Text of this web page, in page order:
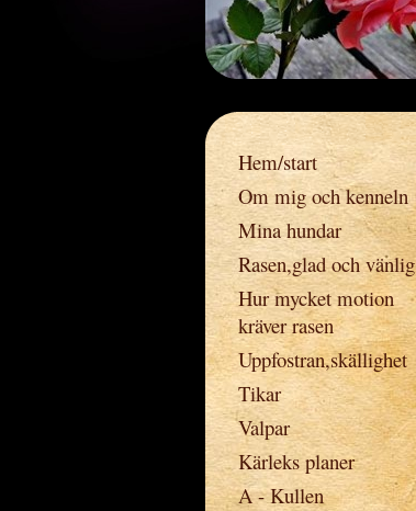
Hem/start
Om mig och kenneln
Mina hundar
Rasen,glad och vänlig
Hur mycket motion
kräver rasen
Uppfostran,skällighet
Tikar
Valpar
Kärleks planer
A - Kullen